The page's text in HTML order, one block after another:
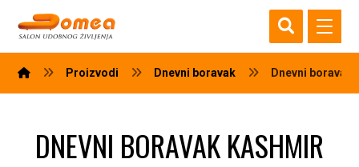
Proizvodi Dnevni boravak Dnevni boravak
DNEVNI BORAVAK KASHMIR